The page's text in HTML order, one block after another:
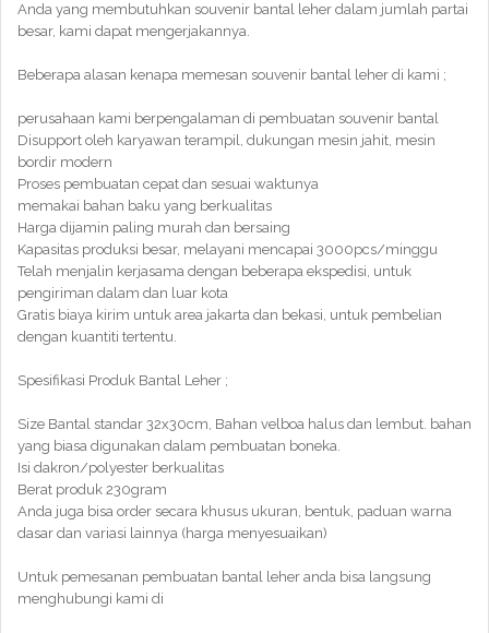
Anda yang membutuhkan souvenir bantal leher dalam jumlah partai
besar, kami dapat mengerjakannya.
Beberapa alasan kenapa memesan souvenir bantal leher di kami ;
perusahaan kami berpengalaman di pembuatan souvenir bantal
Disupport oleh karyawan terampil, dukungan mesin jahit, mesin
bordir modern
Proses pembuatan cepat dan sesuai waktunya
memakai bahan baku yang berkualitas
Harga dijamin paling murah dan bersaing
Kapasitas produksi besar, melayani mencapai 3000pcs/minggu
Telah menjalin kerjasama dengan beberapa ekspedisi, untuk
pengiriman dalam dan luar kota
Gratis biaya kirim untuk area jakarta dan bekasi, untuk pembelian
dengan kuantiti tertentu.
Spesifikasi Produk Bantal Leher ;
Size Bantal standar 32x30cm, Bahan velboa halus dan lembut. bahan
yang biasa digunakan dalam pembuatan boneka.
Isi dakron/polyester berkualitas
Berat produk 230gram
Anda juga bisa order secara khusus ukuran, bentuk, paduan warna
dasar dan variasi lainnya (harga menyesuaikan)
Untuk pemesanan pembuatan bantal leher anda bisa langsung
menghubungi kami di